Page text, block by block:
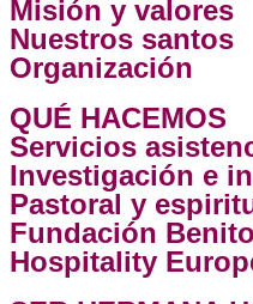
Misión y valores
Nuestros santos
Organización
QUÉ HACEMOS
Servicios
Investigación e
Pastoral y
Fundación
Hospitality